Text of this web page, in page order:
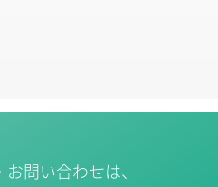
問い合わせは、